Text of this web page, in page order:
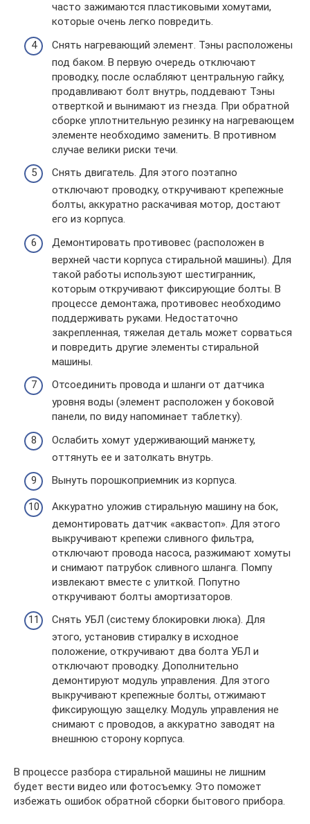
часто зажимаются пластиковыми хомутами,
которые очень легко повредить.
Снять нагревающий элемент. Тэны расположены
под баком. В первую очередь отключают
проводку, после ослабляют центральную гайку,
продавливают болт внутрь, поддевают Тэны
отверткой и вынимают из гнезда. При обратной
сборке уплотнительную резинку на нагревающем
элементе необходимо заменить. В противном
случае велики риски течи.
Снять двигатель. Для этого поэтапно
отключают проводку, откручивают крепежные
болты, аккуратно раскачивая мотор, достают
его из корпуса.
Демонтировать противовес (расположен в
верхней части корпуса стиральной машины). Для
такой работы используют шестигранник,
которым откручивают фиксирующие болты. В
процессе демонтажа, противовес необходимо
поддерживать руками. Недостаточно
закрепленная, тяжелая деталь может сорваться
и повредить другие элементы стиральной
машины.
Отсоединить провода и шланги от датчика
уровня воды (элемент расположен у боковой
панели, по виду напоминает таблетку).
Ослабить хомут удерживающий манжету,
оттянуть ее и затолкать внутрь.
Вынуть порошкоприемник из корпуса.
Аккуратно уложив стиральную машину на бок,
демонтировать датчик «аквастоп». Для этого
выкручивают крепежи сливного фильтра,
отключают провода насоса, разжимают хомуты
и снимают патрубок сливного шланга. Помпу
извлекают вместе с улиткой. Попутно
откручивают болты амортизаторов.
Снять УБЛ (систему блокировки люка). Для
этого, установив стиралку в исходное
положение, откручивают два болта УБЛ и
отключают проводку. Дополнительно
демонтируют модуль управления. Для этого
выкручивают крепежные болты, отжимают
фиксирующую защелку. Модуль управления не
снимают с проводов, а аккуратно заводят на
внешнюю сторону корпуса.
В процессе разбора стиральной машины не лишним
будет вести видео или фотосъемку. Это поможет
избежать ошибок обратной сборки бытового прибора.